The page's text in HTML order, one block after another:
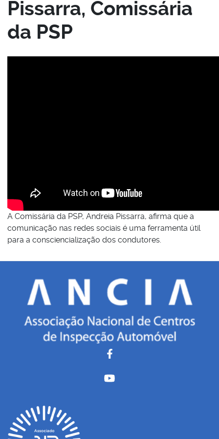
Pissarra, Comissária
da PSP
A Comissária da PSP, Andreia Pissarra, afirma que a
comunicação nas redes sociais é uma ferramenta útil
para a consciencialização dos condutores.